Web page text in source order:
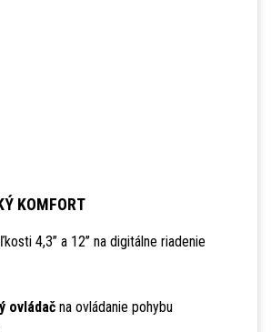
KOMFORT
4,3’’ a 12’’ na digitálne riadenie
ovládačna ovládanie pohybu